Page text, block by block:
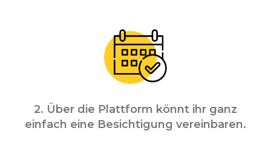
2. Über die Plattform könnt ihr ganz
einfach eine Besichtigung vereinbaren.